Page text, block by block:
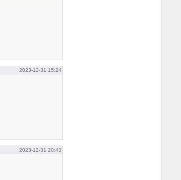
2023-12-31 15:24
2023-12-31 20:43